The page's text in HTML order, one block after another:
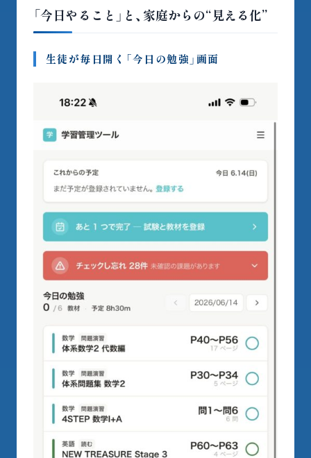
「今日やること」と、家庭からの“見える化”
生徒が毎日開く「今日の勉強」画面